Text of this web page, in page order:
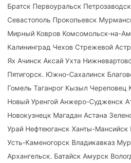
Братск Первоуральск
Севастополь Прокопьевск
Мирный Ковров Комсомольск-на-
Калининград Чехов Стрежевой
Ях Ачинск Аксай Ухта
Пятигорск. Южно-Сахалинск
Гомель Таганрог Кызыл Череповец
Новый Уренгой Анжеро-Судженск
Новокузнецк Магадан Астана
Урай Нефтеюганск Ханты-Мансийск
Усть-Каменогорск Владикавказ
Архангельск. Батайск Амурск